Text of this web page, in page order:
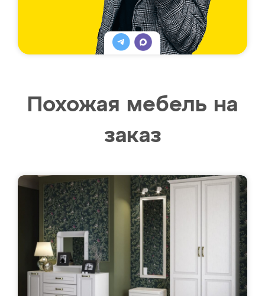
Похожая мебель на
заказ